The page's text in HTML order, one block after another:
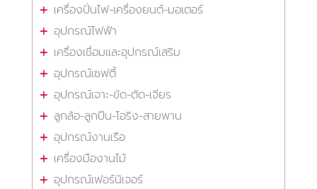
เครื่องปั่นไฟ-เครื่องยนต์-มอเตอร์
อุปกรณ์ไฟฟ้า
เครื่องเชื่อมและอุปกรณ์เสริม
อุปกรณ์เซฟตี้
อุปกรณ์เจาะ-ขัด-ตัด-เจียร
ลูกล้อ-ลูกปืน-โอริง-สายพาน
อุปกรณ์งานเรือ
เครื่องมืองานไม้
อุปกรณ์เฟอร์นิเจอร์